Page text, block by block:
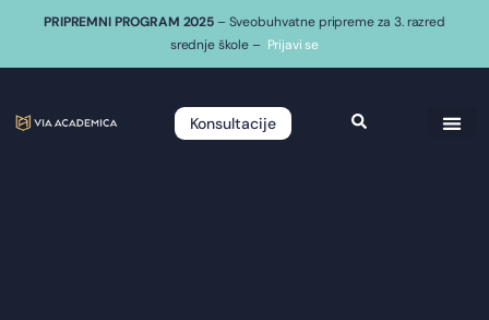
PRIPREMNI PROGRAM 2025 – Sveobuhvatne pripreme za 3. razred
srednje škole – Prijavi se
Konsultacije